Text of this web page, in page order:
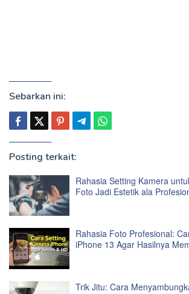
Sebarkan ini:
Posting terkait:
Rahasia Setting Kamera
Foto Jadi Estetik ala
Rahasia Foto Profesional:
iPhone 13 Agar Hasilnya
Trik Jitu: Cara